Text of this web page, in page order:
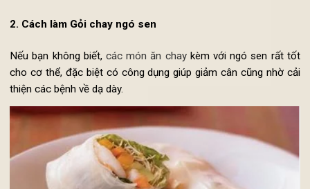
đậu phộng. Sau đó cho thêm một nhúm muối và ớt
Thưởng thức món gỏi cuốn chay cùng sốt bơ đậu
vừa thực hiện. Ngoài ra bạn cần chú ý: Không nên để
gỏi quá lâu nếu không bánh cuốn sẽ bị cứng và rất khó
2. Cách làm Gỏi chay ngó sen
Nếu bạn không biết,các món ăn chaykèm với ngó sen rất
cho cơ thể, đặc biệt có công dụng giúp giảm cân cũng nhờ